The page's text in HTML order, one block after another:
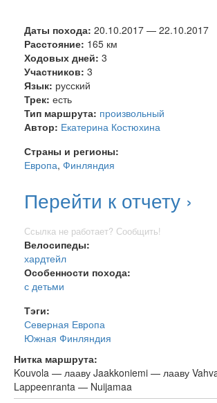
Даты похода: 20.10.2017 — 22.10.2017
Расстояние: 165 км
Ходовых дней: 3
Участников: 3
Язык: русский
Трек: есть
Тип маршрута: произвольный
Автор: Екатерина Костюхина
Страны и регионы:
Европа, Финляндия
Перейти к отчету ›
Ссылка не работает? Сообщить!
Велосипеды:
хардтейл
Особенности похода:
с детьми
Тэги:
Северная Европа
Южная Финляндия
Нитка маршрута:
Kouvola — лааву Jaakkoniemi — лааву
Lappeenranta — Nuijamaa